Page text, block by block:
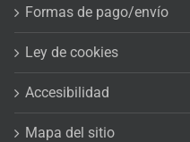
Formas de pago/envío
Ley de cookies
Accesibilidad
Mapa del sitio